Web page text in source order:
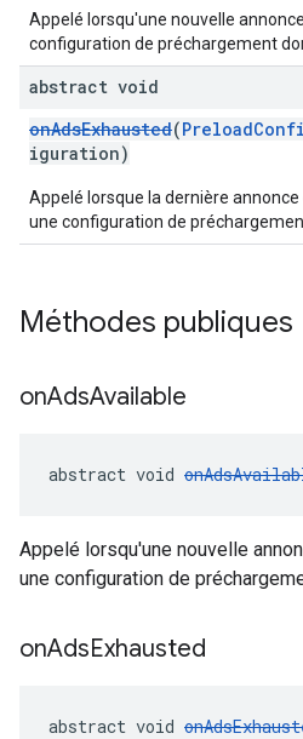
Appelé lorsqu'une nouvelle
configuration de préchargement
abstract void
onAdsExhausted(
iguration)
Appelé lorsque la dernière
une configuration de
Méthodes publiques
onAdsAvailable
abstract void
Appelé lorsqu'une nouvelle
une configuration de
onAdsExhausted
abstract void